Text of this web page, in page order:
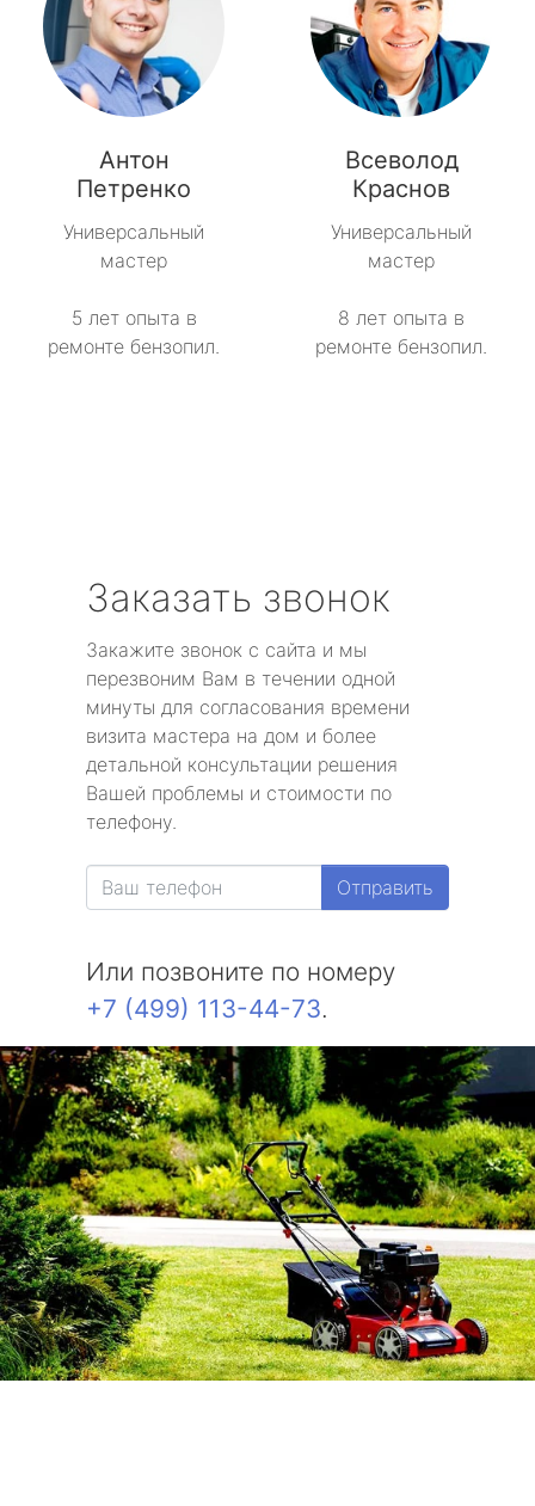
Антон
Петренко
Универсальный
мастер
5 лет опыта в
ремонте бензопил.
Всеволод
Краснов
Универсальный
мастер
8 лет опыта в
ремонте бензопил.
Заказать звонок
Закажите звонок с сайта и мы
перезвоним Вам в течении одной
минуты для согласования времени
визита мастера на дом и более
детальной консультации решения
Вашей проблемы и стоимости по
телефону.
Отправить
Или позвоните по номеру
+7 (499) 113-44-73.